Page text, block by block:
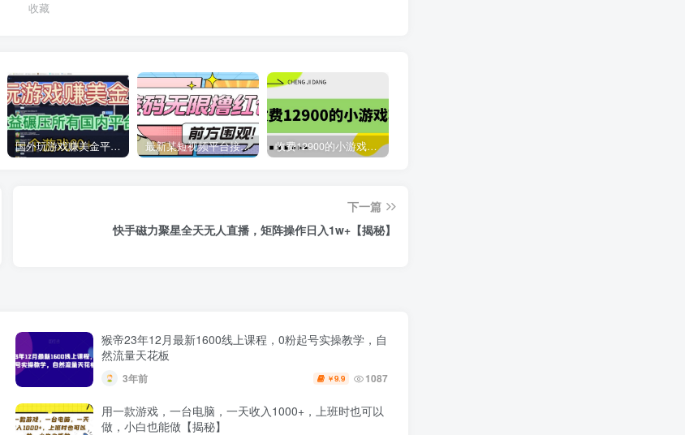
收藏
国外玩游戏赚美金平台，一个游戏60+，收益碾压国内所有平台 最新某短视频平台接码看广告，无限撸1.3元项目【软件+详细操作教程】 收费12900的小游戏项目，单机收益30+，独家养号方法
下一篇
快手磁力聚星全天无人直播，矩阵操作日入1w+【揭秘】
猴帝23年12月最新1600线上课程，0粉起号实操教学，自
然流量天花板
3年前 ￥9.9 1087
用一款游戏，一台电脑，一天收入1000+，上班时也可以
做，小白也能做【揭秘】